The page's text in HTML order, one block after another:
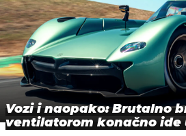
Vozi i naopako: Brutalno
ventilatorom konačno ide